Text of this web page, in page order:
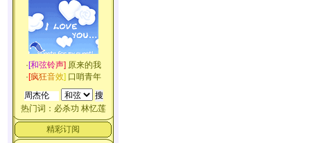
·[和弦铃声] 原来的我
·[疯狂音效] 口哨青年
热门词： 必杀功 林忆莲
精彩订阅